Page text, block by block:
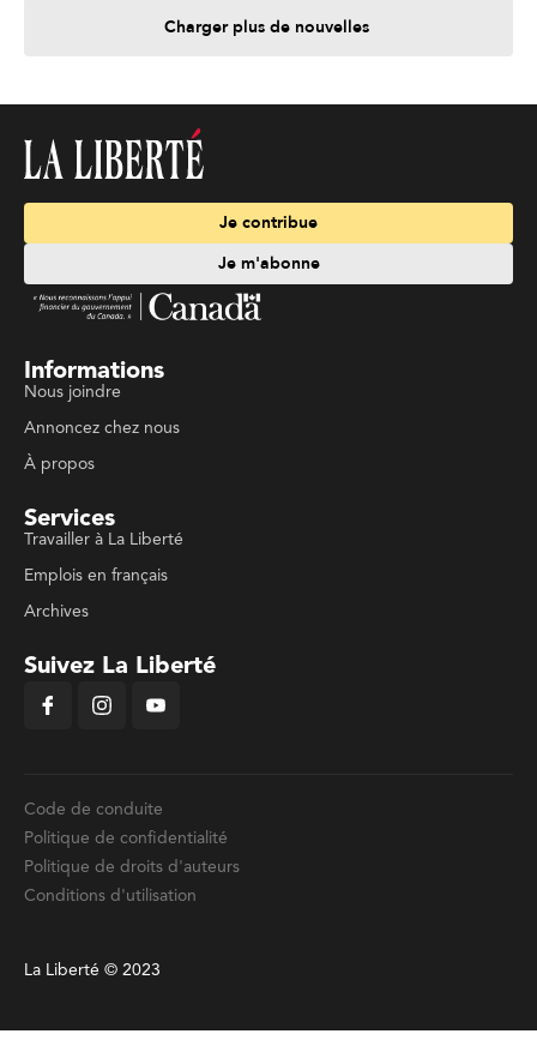
Charger plus de nouvelles
Je contribue
Je m'abonne
Informations
Nous joindre
Annoncez chez nous
À propos
Services
Travailler à La Liberté
Emplois en français
Archives
Suivez La Liberté
Code de conduite
Politique de confidentialité
Politique de droits d'auteurs
Conditions d'utilisation
La Liberté © 2023